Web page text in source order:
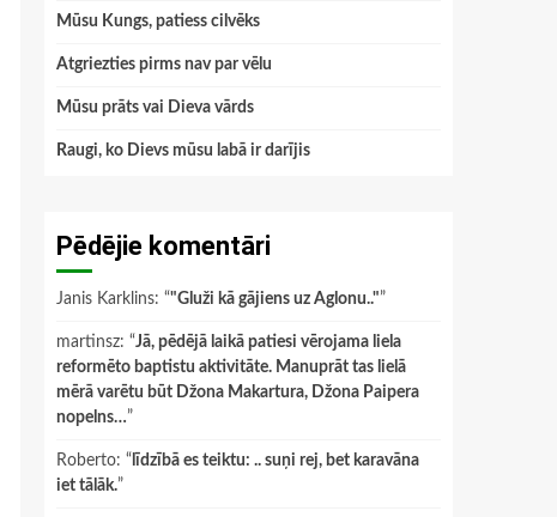
Mūsu Kungs, patiess cilvēks
Atgriezties pirms nav par vēlu
Mūsu prāts vai Dieva vārds
Raugi, ko Dievs mūsu labā ir darījis
Pēdējie komentāri
Janis Karklins: “"Gluži kā gājiens uz Aglonu.."”
martinsz: “Jā, pēdējā laikā patiesi vērojama liela
reformēto baptistu aktivitāte. Manuprāt tas lielā
mērā varētu būt Džona Makartura, Džona Paipera
nopelns…”
Roberto: “ līdzībā es teiktu: .. suņi rej, bet karavāna
iet tālāk.”